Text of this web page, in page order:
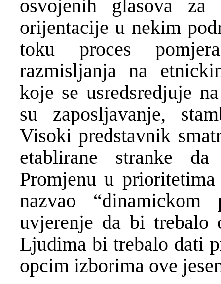
osvojenih glasova za
orijentacije u nekim
toku proces
razmisljanja na
koje se usredsredjuje
su zaposljavanje,
Visoki predstavnik
etablirane stranke
Promjenu u
nazvao “dinamickom
uvjerenje da bi trebalo
Ljudima bi trebalo dati
opcim izborima ove